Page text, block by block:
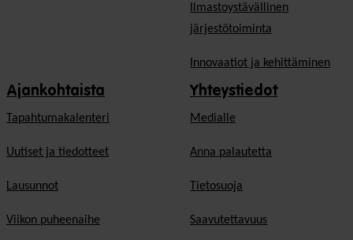
Ilmastoystävällinen
järjestötoiminta
Innovaatiot ja kehittäminen
Ajankohtaista
Tapahtumakalenteri
Uutiset ja tiedotteet
Lausunnot
Viikon puheenaihe
Yhteystiedot
Medialle
Anna palautetta
Tietosuoja
Saavutettavuus